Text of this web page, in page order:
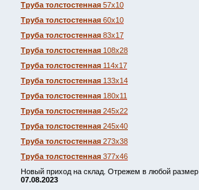
Труба толстостенная 57х10
Труба толстостенная 60х10
Труба толстостенная 83х17
Труба толстостенная 108х28
Труба толстостенная 114х17
Труба толстостенная 133х14
Труба толстостенная 180х11
Труба толстостенная 245х22
Труба толстостенная 245х40
Труба толстостенная 273х38
Труба толстостенная 377х46
Новый приход на склад. Отрежем в любой размер
07.08.2023